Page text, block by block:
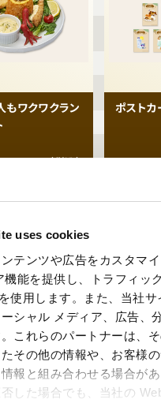
uses cookies
テンツや広告をカスタマ
機能を提供し、トラフィッ
使用します。また、当社サ
シャル メディア、広告、
これらのパートナーは、
その他の情報や、お客様
報と組み合わせる場合が
した場合でも、当社の
もワクワクラン
1,980円（税込）
ポストカ
ズメント＆ショップ